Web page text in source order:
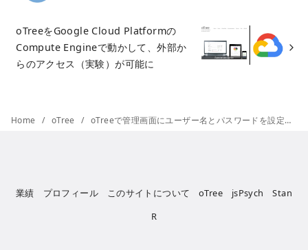
oTreeをGoogle Cloud Platformの
Compute Engineで動かして、外部か
らのアクセス（実験）が可能に
Home oTree oTreeで管理画面にユーザー名とパスワードを設定する方法（OTREE_AUTH_LEVEL）
業績 プロフィール このサイトについて oTree jsPsych
Stan
R